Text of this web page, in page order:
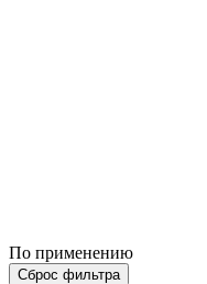
По применению
Сброс фильтра